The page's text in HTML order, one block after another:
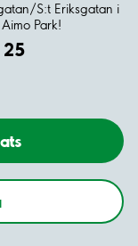
S:t Eriksgatan i
Park!